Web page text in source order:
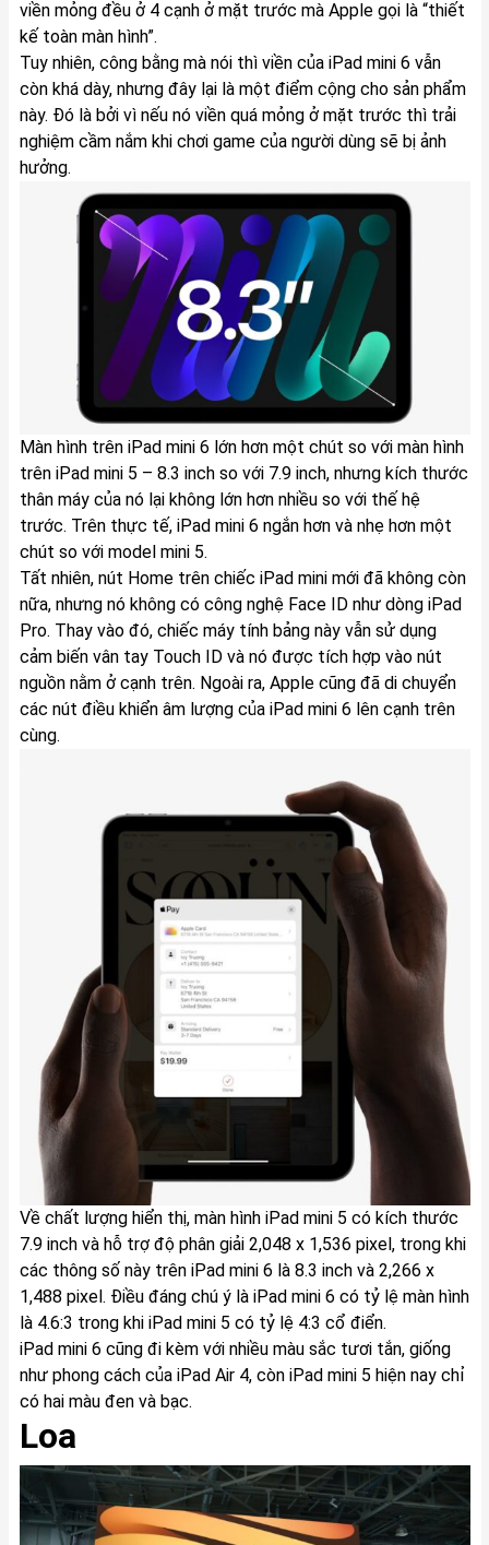
viền mỏng đều ở 4 cạnh ở mặt trước mà Apple gọi là “thiết
kế toàn màn hình”.
Tuy nhiên, công bằng mà nói thì viền của iPad mini 6 vẫn
còn khá dày, nhưng đây lại là một điểm cộng cho sản phẩm
này. Đó là bởi vì nếu nó viền quá mỏng ở mặt trước thì trải
nghiệm cầm nắm khi chơi game của người dùng sẽ bị ảnh
hưởng.
Màn hình trên iPad mini 6 lớn hơn một chút so với màn hình
trên iPad mini 5 – 8.3 inch so với 7.9 inch, nhưng kích thước
thân máy của nó lại không lớn hơn nhiều so với thế hệ
trước. Trên thực tế, iPad mini 6 ngắn hơn và nhẹ hơn một
chút so với model mini 5.
Tất nhiên, nút Home trên chiếc iPad mini mới đã không còn
nữa, nhưng nó không có công nghệ Face ID như dòng iPad
Pro. Thay vào đó, chiếc máy tính bảng này vẫn sử dụng
cảm biến vân tay Touch ID và nó được tích hợp vào nút
nguồn nằm ở cạnh trên. Ngoài ra, Apple cũng đã di chuyển
các nút điều khiển âm lượng của iPad mini 6 lên cạnh trên
cùng.
Về chất lượng hiển thị, màn hình iPad mini 5 có kích thước
7.9 inch và hỗ trợ độ phân giải 2,048 x 1,536 pixel, trong khi
các thông số này trên iPad mini 6 là 8.3 inch và 2,266 x
1,488 pixel. Điều đáng chú ý là iPad mini 6 có tỷ lệ màn hình
là 4.6:3 trong khi iPad mini 5 có tỷ lệ 4:3 cổ điển.
iPad mini 6 cũng đi kèm với nhiều màu sắc tươi tắn, giống
như phong cách của iPad Air 4, còn iPad mini 5 hiện nay chỉ
có hai màu đen và bạc.
Loa